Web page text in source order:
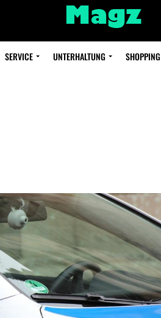
SERVICE UNTERHALTUNG SHOPPING